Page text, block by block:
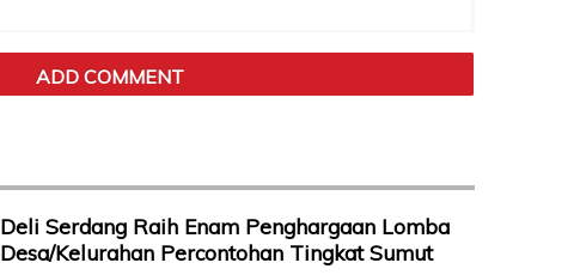
Deli Serdang Raih Enam Penghargaan Lomba
Desa/Kelurahan Percontohan Tingkat Sumut